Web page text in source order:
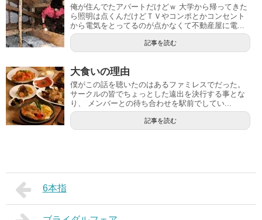
俺が住んでたアパートだけどｗ 大学から帰ってきた
ら照明は点くんだけどＴＶやコンポとかコンセント
から電気をとってるのが点かなくて不動産屋に電...
記事を読む
大食いの理由
僕がこの話を聴いたのはあるファミレスでだった。
サークルの皆でちょっとした遠出を決行する事とな
り、 メンバーとの待ち合わせを駅前でしてい...
記事を読む
6本指